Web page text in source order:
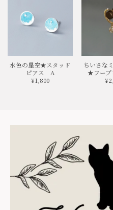
水色の星空★スタッド
ピアス A
¥1,800
ちいさな
★フー